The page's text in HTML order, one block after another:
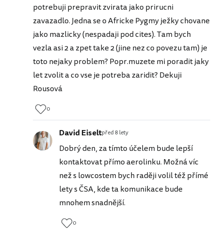
potrebuji prepravit zvirata jako prirucni
zavazadlo. Jedna se o Africke Pygmy ježky chovane
jako mazlicky (nespadaji pod cites). Tam bych
vezla asi 2 a zpet take 2 (jine nez co povezu tam) je
toto nejaky problem? Popr.muzete mi poradit jaky
let zvolit a co vse je potreba zaridit? Dekuji
Rousová
0
David Eiseltpřed 8 lety
Dobrý den, za tímto účelem bude lepší
kontaktovat přímo aerolinku. Možná víc
než s lowcostem bych raději volil též přímé
lety s ČSA, kde ta komunikace bude
mnohem snadnější.
0